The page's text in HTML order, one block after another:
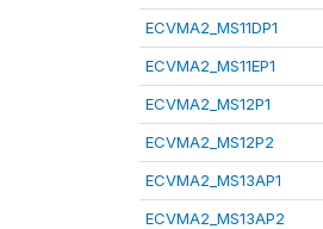
ECVMA2_MS11DP1
ECVMA2_MS11EP1
ECVMA2_MS12P1
ECVMA2_MS12P2
ECVMA2_MS13AP1
ECVMA2_MS13AP2